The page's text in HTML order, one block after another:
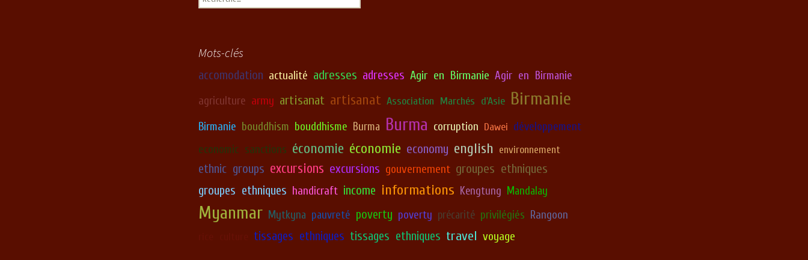
Mots-clés
accomodation actualité adresses adresses Agir en Birmanie Agir en Birmanie
agriculture army artisanat artisanat Association Marchés d'Asie Birmanie
Birmanie bouddhism bouddhisme Burma Burma corruption Dawei développement
economic sanctions économie économie economy english environnement
ethnic groups excursions excursions gouvernement groupes ethniques
groupes ethniques handicraft income informations Kengtung Mandalay
Myanmar Mytkyna pauvreté poverty poverty précarité privilégiés Rangoon
tissages ethniques tissages ethniques travel voyage